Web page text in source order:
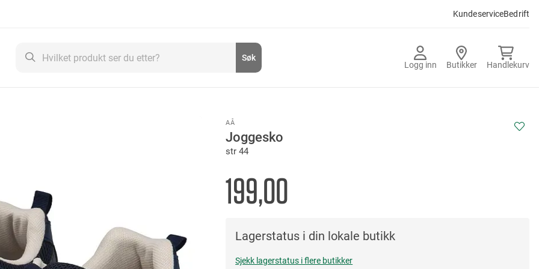
KundeserviceBedrift
Logg inn Butikker Handlekurv
Søk
AÅ
Joggesko
str 44
199,00
Lagerstatus i din lokale butikk
Sjekk lagerstatus i flere butikker